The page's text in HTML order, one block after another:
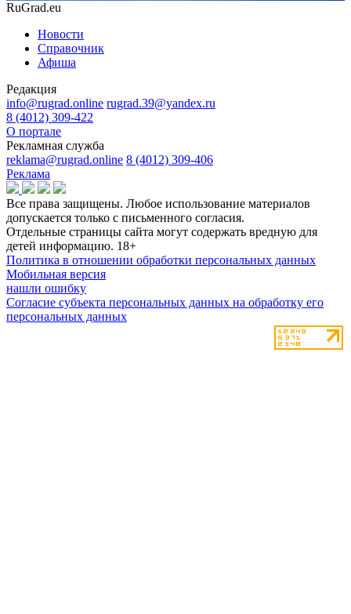
RuGrad.eu
Новости
Справочник
Афиша
Редакция
info@rugrad.online rugrad.39@yandex.ru
8 (4012) 309-422
О портале
Рекламная служба
reklama@rugrad.online 8 (4012) 309-406
Реклама
Все права защищены. Любое использование материалов
допускается только с письменного согласия.
Отдельные страницы сайта могут содержать вредную для
детей информацию. 18+
Политика в отношении обработки персональных данных
Мобильная версия
нашли ошибку
Согласие субъекта персональных данных на обработку его
персональных данных